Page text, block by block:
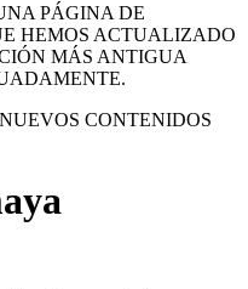
PÁGINA DE
HEMOS ACTUALIZADO
MÁS ANTIGUA
CONTENIDOS